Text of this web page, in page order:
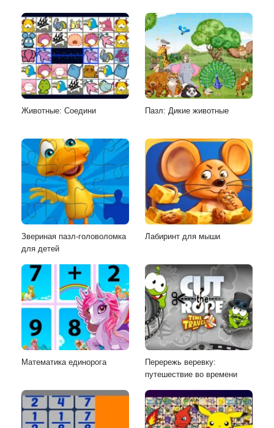
Животные: Соедини Пазл: Дикие животные
Звериная пазл-головоломка
для детей
Лабиринт для мыши
Математика единорога
Перережь веревку:
путешествие во времени